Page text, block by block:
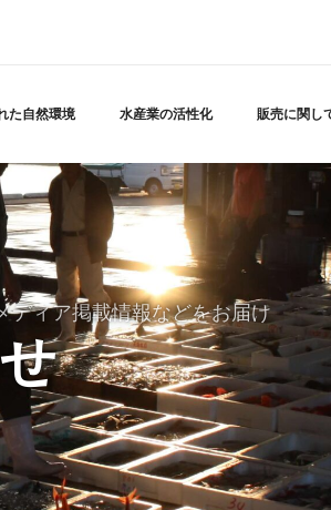
た自然環境 水産業の活性化 販売に関し
ディア掲載情報などをお届け